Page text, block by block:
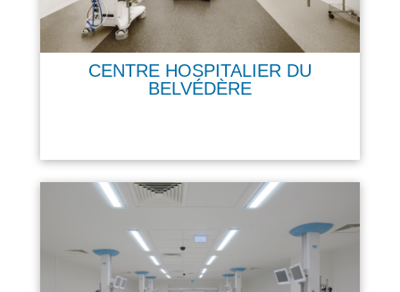
CENTRE HOSPITALIER DU
BELVÉDÈRE